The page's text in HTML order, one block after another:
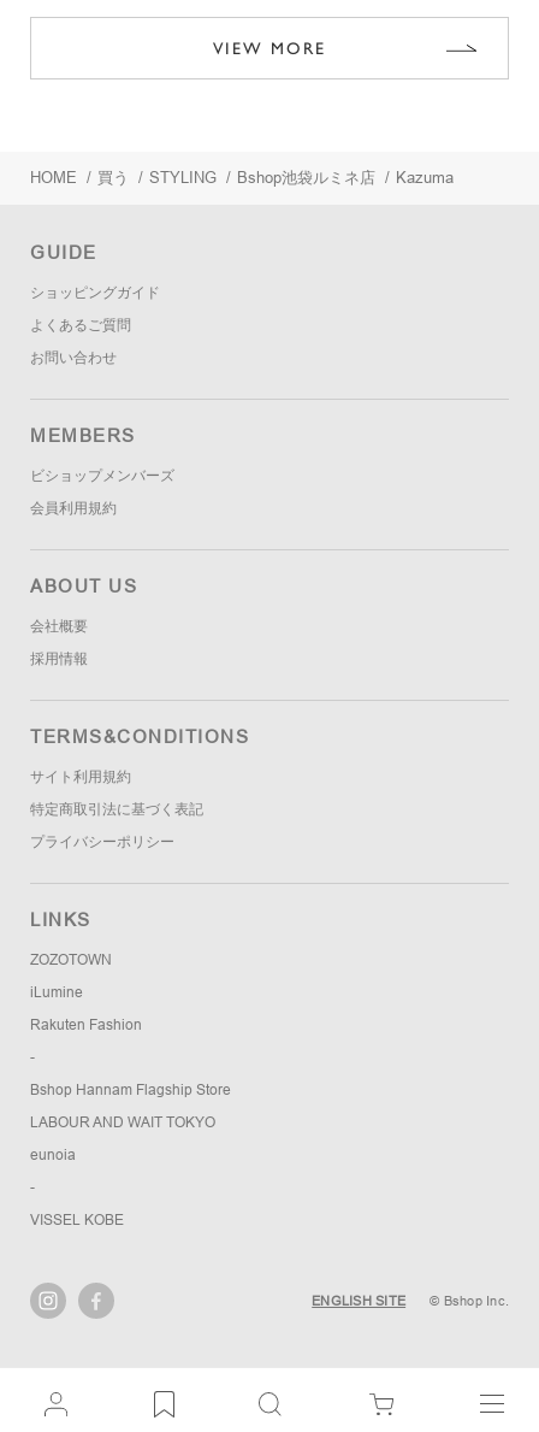
VIEW MORE
HOME / 買う / STYLING / Bshop池袋ルミネ店 / Kazuma
GUIDE
ショッピングガイド
よくあるご質問
お問い合わせ
MEMBERS
ビショップメンバーズ
会員利用規約
ABOUT US
会社概要
採用情報
TERMS&CONDITIONS
サイト利用規約
特定商取引法に基づく表記
プライバシーポリシー
LINKS
ZOZOTOWN
iLumine
Rakuten Fashion
-
Bshop Hannam Flagship Store
LABOUR AND WAIT TOKYO
eunoia
-
VISSEL KOBE
ENGLISH SITE © Bshop Inc.